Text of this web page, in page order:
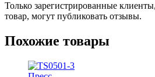
Только зарегистрированные
товар, могут публиковать отзывы.
Похожие товары